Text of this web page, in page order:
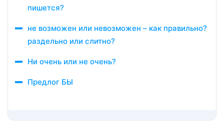
пишется?
не возможен или невозможен – как правильно?
раздельно или слитно?
Ни очень или не очень?
Предлог БЫ